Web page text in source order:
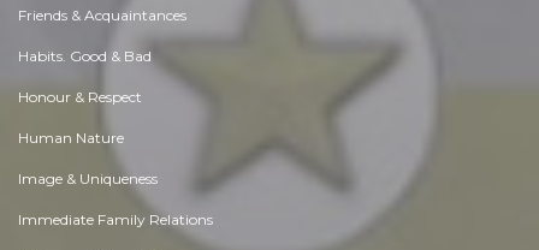
Friends & Acquaintances
Habits. Good & Bad
Honour & Respect
Human Nature
Image & Uniqueness
Immediate Family Relations